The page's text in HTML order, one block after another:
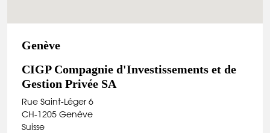
Genève
CIGP Compagnie d'Investissements et de
Gestion Privée SA
Rue Saint-Léger 6
CH-1205 Genève
Suisse